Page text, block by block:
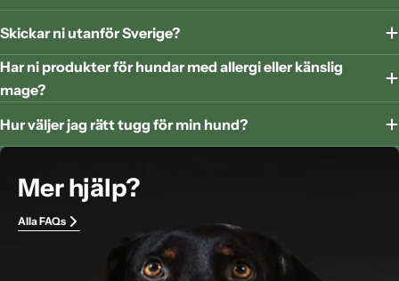
Mer hjälp?
Alla FAQs
Skickar ni utanför Sverige?
Har ni produkter för hundar med allergi eller känslig
mage?
Hur väljer jag rätt tugg för min hund?